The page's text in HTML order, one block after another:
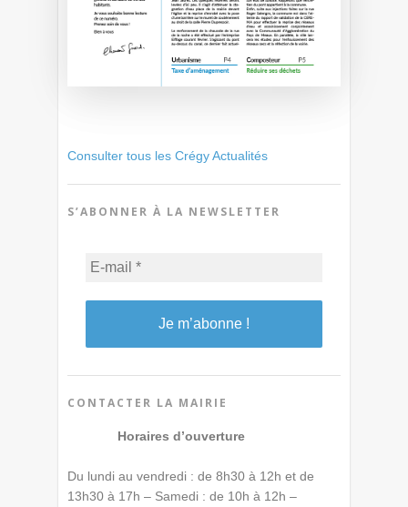
Consulter tous les Crégy Actualités
S’ABONNER À LA NEWSLETTER
CONTACTER LA MAIRIE
Horaires d’ouverture
Du lundi au vendredi : de 8h30 à 12h et de
13h30 à 17h – Samedi : de 10h à 12h –